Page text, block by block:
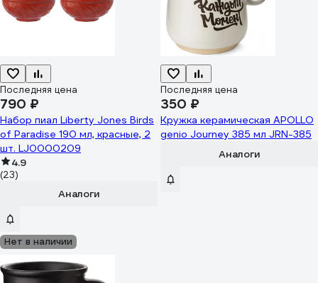
Последняя цена
790 ₽
Набор пиал Liberty Jones Birds
of Paradise 190 мл, красные, 2
шт. LJ0000209
4.9
(23)
Аналоги
Последняя цена
350 ₽
Кружка керамическая APOLLO
genio Journey 385 мл JRN-385
Аналоги
Нет в наличии